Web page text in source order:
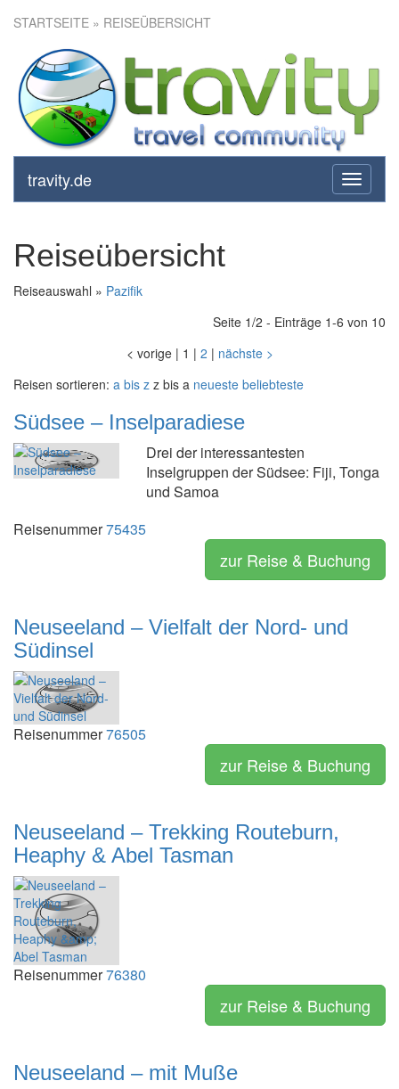
STARTSEITE » REISEÜBERSICHT
toggle
travity.de
Reiseübersicht
Reiseauswahl » Pazifik
Seite 1/2 - Einträge 1-6 von 10
< vorige | 1 | 2 | nächste >
Reisen sortieren: a bis z z bis a neueste beliebteste
Südsee – Inselparadiese
Drei der interessantesten
Inselgruppen der Südsee: Fiji, Tonga
und Samoa
Reisenummer75435
zur Reise & Buchung
Neuseeland – Vielfalt der Nord- und
Südinsel
Reisenummer76505
zur Reise & Buchung
Neuseeland – Trekking Routeburn,
Heaphy & Abel Tasman
Reisenummer76380
zur Reise & Buchung
Neuseeland – mit Muße